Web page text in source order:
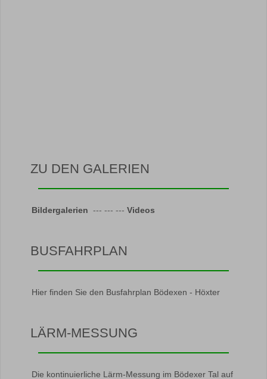
ZU DEN GALERIEN
Bildergalerien --- --- --- Videos
BUSFAHRPLAN
Hier finden Sie den Busfahrplan Bödexen - Höxter
LÄRM-MESSUNG
Die kontinuierliche Lärm-Messung im Bödexer Tal auf